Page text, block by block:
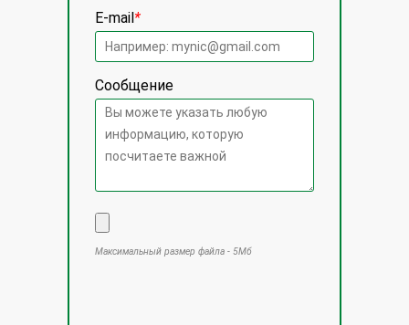
E-mail *
Сообщение
Максимальный размер файла - 5Мб